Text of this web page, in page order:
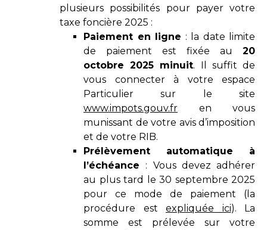
plusieurs possibilités pour payer votre
taxe foncière 2025 :
Paiement en ligne : la date limite
de paiement est fixée au 20
octobre 2025 minuit. Il suffit de
vous connecter à votre espace
Particulier sur le site
www.impots.gouv.fr en vous
munissant de votre avis d’imposition
et de votre RIB.
Prélèvement automatique à
l’échéance : Vous devez adhérer
au plus tard le 30 septembre 2025
pour ce mode de paiement (la
procédure est expliquée ici). La
somme est prélevée sur votre